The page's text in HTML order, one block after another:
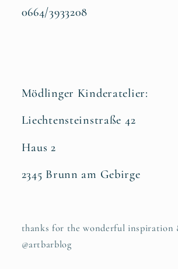
0664/3933208
Mödlinger Kinderatelier:
Liechtensteinstraße 42
Haus 2
2345 Brunn am Gebirge
thanks for the wonderful inspiration
@artbarblog